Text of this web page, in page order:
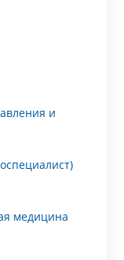
и
медицина